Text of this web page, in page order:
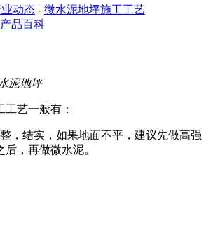
动态 - 微水泥地坪施工工艺
产品百科
泥地坪
工艺一般有：
结实，如果地面不平，建议先做高强
，再做微水泥。